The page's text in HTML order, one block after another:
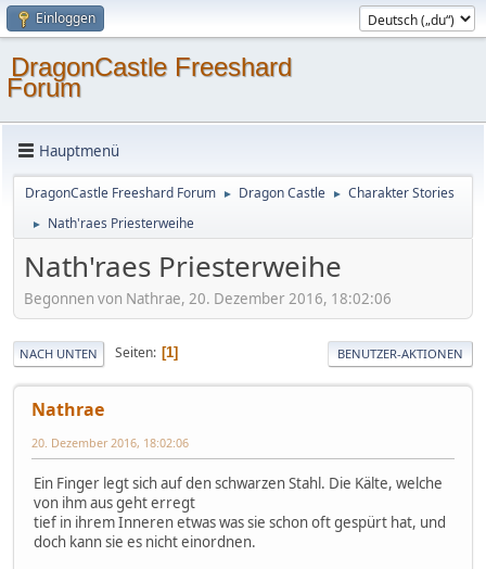
Einloggen
DragonCastle Freeshard
Forum
Hauptmenü
DragonCastle Freeshard Forum ► Dragon Castle ► Charakter Stories
► Nath'raes Priesterweihe
Nath'raes Priesterweihe
Begonnen von Nathrae, 20. Dezember 2016, 18:02:06
NACH UNTEN Seiten 1 BENUTZER-AKTIONEN
Nathrae
20. Dezember 2016, 18:02:06
Ein Finger legt sich auf den schwarzen Stahl. Die Kälte, welche
von ihm aus geht erregt
tief in ihrem Inneren etwas was sie schon oft gespürt hat, und
doch kann sie es nicht einordnen.